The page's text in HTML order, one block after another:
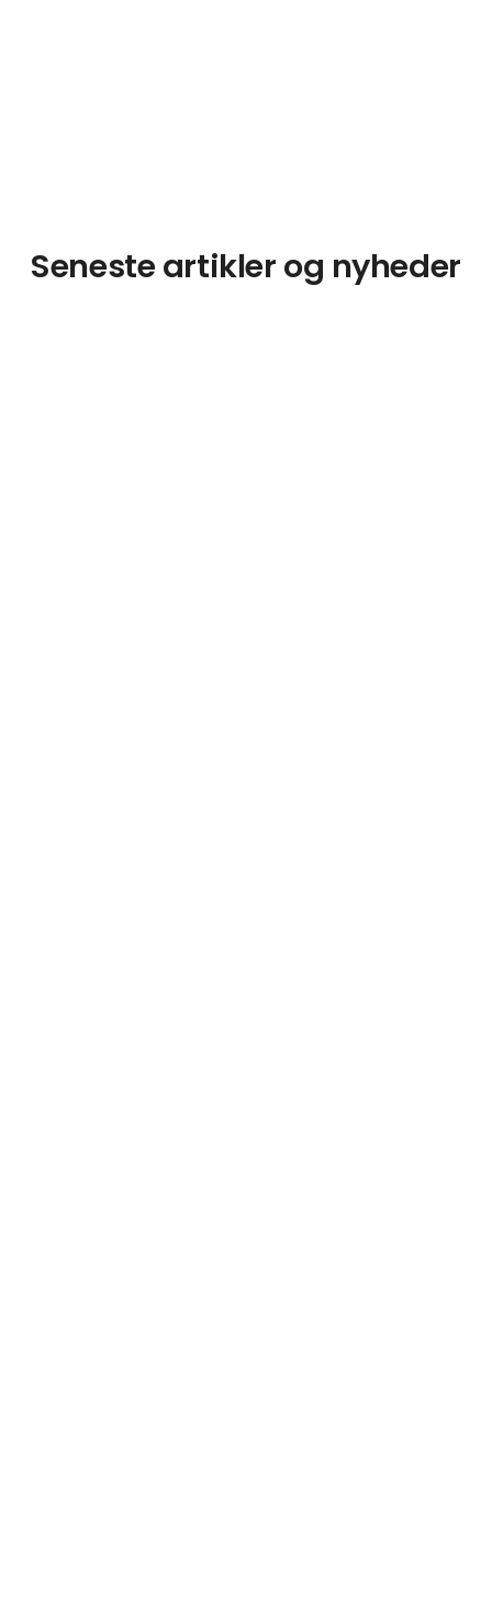
Seneste artikler og nyheder